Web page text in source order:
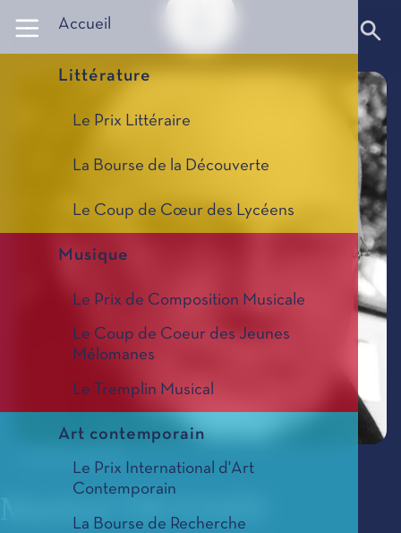
Accueil
Littérature
Le Prix Littéraire
La Bourse de la Découverte
Le Coup de Cœur des Lycéens
Musique
Le Prix de Composition Musicale
Le Coup de Coeur des Jeunes
Mélomanes
Le Tremplin Musical
Art contemporain
Le Prix International d'Art
Contemporain
La Bourse de Recherche
Manfred TROJAHN